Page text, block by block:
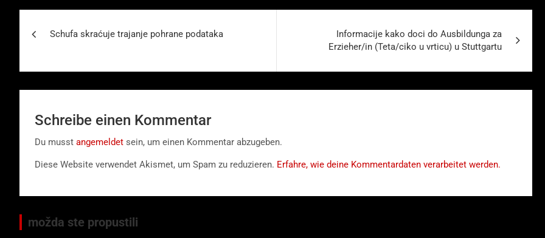
Schufa skraćuje trajanje pohrane podataka
Informacije kako doci do Ausbildunga za
Erzieher/in (Teta/ciko u vrticu) u Stuttgartu
Schreibe einen Kommentar
Du musst angemeldet sein, um einen Kommentar abzugeben.
Diese Website verwendet Akismet, um Spam zu reduzieren. Erfahre, wie deine Kommentardaten verarbeitet werden.
možda ste propustili